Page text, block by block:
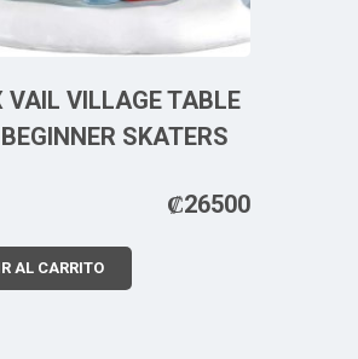
VAIL VILLAGE TABLE
SKATERS
₡26500
AL CARRITO